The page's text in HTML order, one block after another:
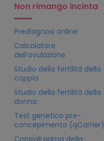
Non rimango incinta
Prediagnosi online
Calcolatore
dell’ovulazione
Studio della fertilità della
coppia
Studio della fertilità della
donna
Test genetico pre-
concepimento (qCarrier)